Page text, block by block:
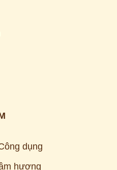
dụng
hương